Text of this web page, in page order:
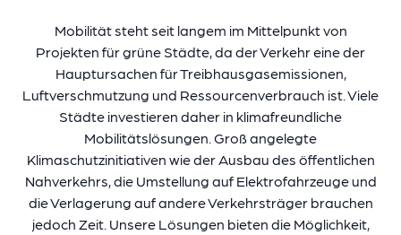
Mobilität steht seit langem im Mittelpunkt von
Projekten für grüne Städte, da der Verkehr eine der
Hauptursachen für Treibhausgasemissionen,
Luftverschmutzung und Ressourcenverbrauch ist. Viele
Städte investieren daher in klimafreundliche
Mobilitätslösungen. Groß angelegte
Klimaschutzinitiativen wie der Ausbau des öffentlichen
Nahverkehrs, die Umstellung auf Elektrofahrzeuge und
die Verlagerung auf andere Verkehrsträger brauchen
jedoch Zeit. Unsere Lösungen bieten die Möglichkeit,